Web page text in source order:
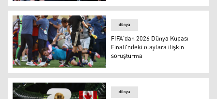
dünya
FIFA’dan 2026 Dünya Kupası
Finali'ndeki olaylara ilişkin
soruşturma
dünya